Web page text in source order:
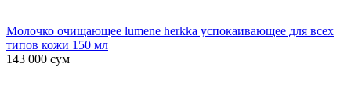
Молочко очищающее lumene herkka успокаивающее для всех
типов кожи 150 мл
143 000 сум